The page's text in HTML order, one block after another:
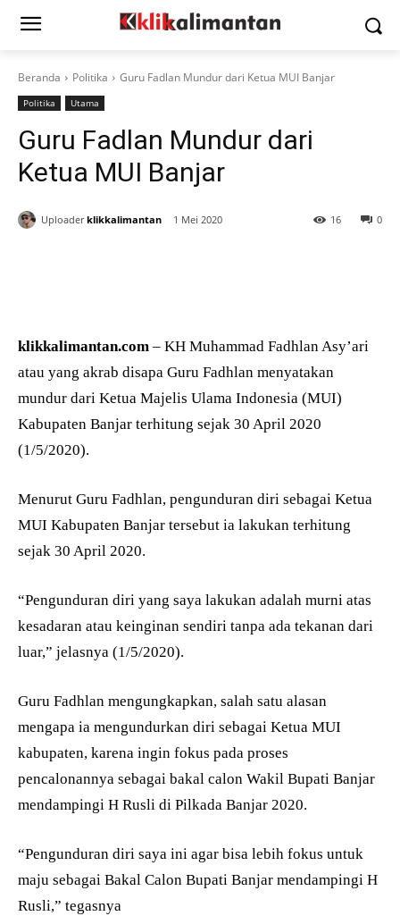
Beranda Politika Guru Fadlan Mundur dari Ketua MUI Banjar
Politika Utama
Guru Fadlan Mundur dari
Ketua MUI Banjar
Uploader klikkalimantan 1 Mei 2020 0
16
klikkalimantan.com – KH Muhammad Fadhlan Asy’ari
atau yang akrab disapa Guru Fadhlan menyatakan
mundur dari Ketua Majelis Ulama Indonesia (MUI)
Kabupaten Banjar terhitung sejak 30 April 2020
(1/5/2020).
Menurut Guru Fadhlan, pengunduran diri sebagai Ketua
MUI Kabupaten Banjar tersebut ia lakukan terhitung
sejak 30 April 2020.
“Pengunduran diri yang saya lakukan adalah murni atas
kesadaran atau keinginan sendiri tanpa ada tekanan dari
luar,” jelasnya (1/5/2020).
Guru Fadhlan mengungkapkan, salah satu alasan
mengapa ia mengundurkan diri sebagai Ketua MUI
kabupaten, karena ingin fokus pada proses
pencalonannya sebagai bakal calon Wakil Bupati Banjar
mendampingi H Rusli di Pilkada Banjar 2020.
“Pengunduran diri saya ini agar bisa lebih fokus untuk
maju sebagai Bakal Calon Bupati Banjar mendampingi H
Rusli,” tegasnya